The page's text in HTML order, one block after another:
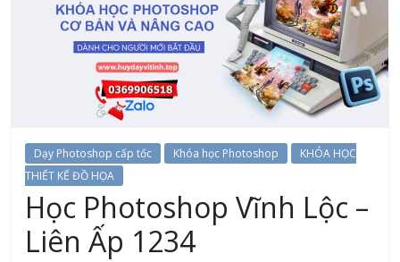
Dạy Photoshop cấp tốc Khóa học Photoshop
KHÓA HỌC
THIẾT KẾ ĐỒ HỌA
Học Photoshop Vĩnh Lộc –
Liên Ấp 1234